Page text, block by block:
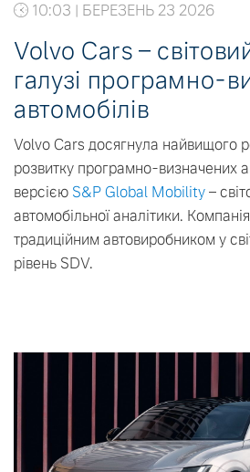
10:03 | БЕРЕЗЕНЬ 23 2026
Volvo Cars –
галузі програмно-
автомобілів
Volvo Cars досягнула найвищого
розвитку програмно-визначених
версією S&P Global Mobility–
автомобільної аналітики.
традиційним автовиробником у
рівень SDV.